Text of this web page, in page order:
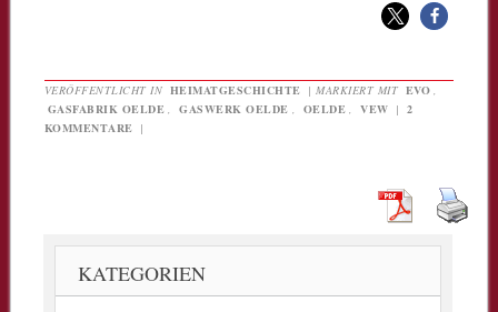
VERÖFFENTLICHT IN HEIMATGESCHICHTE |MARKIERT MIT EVO
GASFABRIK OELDE
GASWERK OELDE OELDE VEW |
2
KOMMENTARE |
KATEGORIEN